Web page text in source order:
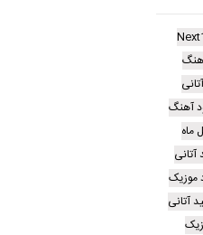
آهنگ
ماه
آتانی
موزیک
آتانی